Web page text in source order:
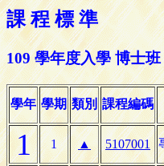
課 程 標 準
109 學年度入學 博士
學年 學期 類別 課程編碼
1 1 ▲ 5107001